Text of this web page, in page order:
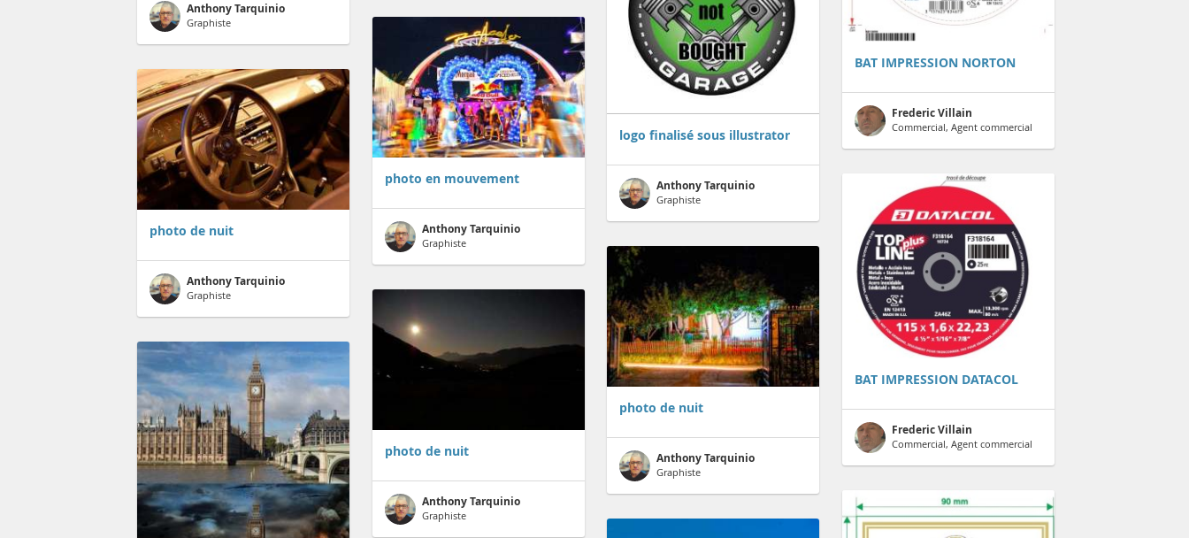
Anthony Tarquinio
Graphiste
photo de nuit
Anthony Tarquinio
Graphiste
photo en mouvement
Anthony Tarquinio
Graphiste
photo de nuit
Anthony Tarquinio
Graphiste
logo finalisé sous illustrator
Anthony Tarquinio
Graphiste
photo de nuit
Anthony Tarquinio
Graphiste
BAT IMPRESSION NORTON
Frederic Villain
Commercial, Agent commercial
BAT IMPRESSION DATACOL
Frederic Villain
Commercial, Agent commercial